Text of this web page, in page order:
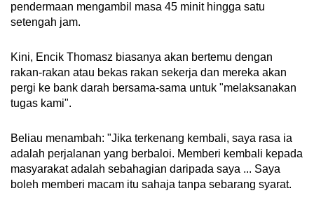
pendermaan mengambil masa 45 minit hingga satu
setengah jam.
Kini, Encik Thomasz biasanya akan bertemu dengan
rakan-rakan atau bekas rakan sekerja dan mereka akan
pergi ke bank darah bersama-sama untuk "melaksanakan
tugas kami".
Beliau menambah: "Jika terkenang kembali, saya rasa ia
adalah perjalanan yang berbaloi. Memberi kembali kepada
masyarakat adalah sebahagian daripada saya ... Saya
boleh memberi macam itu sahaja tanpa sebarang syarat.